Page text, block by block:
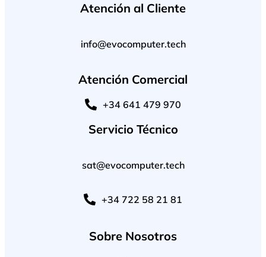
Atención al Cliente
info@evocomputer.tech
Atención Comercial
+34 641 479 970
Servicio Técnico
sat@evocomputer.tech
+34 722 58 21 81
Sobre Nosotros